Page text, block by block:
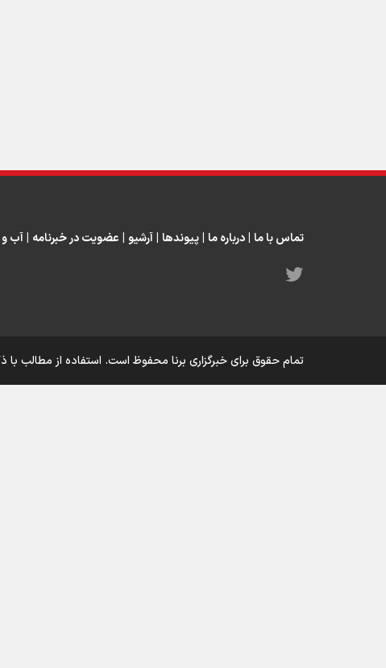
تماس با ما درباره ما پیوندها آرشیو عضویت در خبرنامه آب و
تمام حقوق برای خبرگزاری برنا محفوظ است. استفاده از مطالب با